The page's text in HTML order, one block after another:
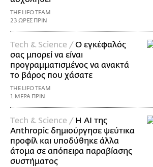
THE LIFO TEAM
23 ΩΡΕΣ ΠΡΙΝ
Τech & Science / Ο εγκέφαλός
σας μπορεί να είναι
προγραμματισμένος να ανακτά
το βάρος που χάσατε
THE LIFO TEAM
1 ΜΕΡΑ ΠΡΙΝ
Τech & Science / Η AI της
Anthropic δημιούργησε ψεύτικα
προφίλ και υποδύθηκε άλλα
άτομα σε απόπειρα παραβίασης
συστήματος